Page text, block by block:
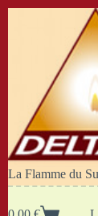
La Flamme du